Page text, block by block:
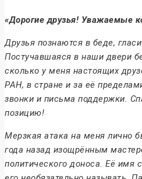
«Дорогие друзья! Уважаемые
Друзья познаются в беде,
Постучавшаяся в наши двери
сколько у меня настоящих
РАН, в стране и за её
звонки и письма поддержки.
позицию!
Мерзкая атака на меня лично
года назад изощрённым
политического доноса. Её имя